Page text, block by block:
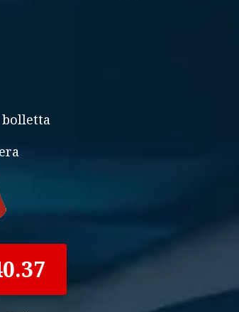
bolletta